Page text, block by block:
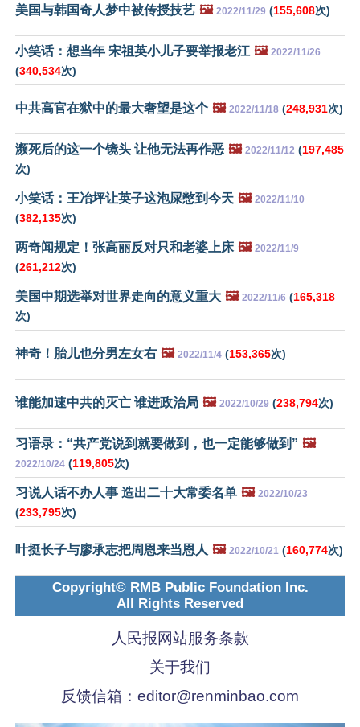
美国与韩国奇人梦中被传授技艺 🖼️ 2022/11/29 (155,608次)
小笑话：想当年 宋祖英小儿子要举报老江 🖼️ 2022/11/26
(340,534次)
中共高官在狱中的最大奢望是这个 🖼️ 2022/11/18 (248,931次)
濒死后的这一个镜头 让他无法再作恶 🖼️ 2022/11/12 (197,485
次)
小笑话：王冶坪让英子这泡屎憋到今天 🖼️ 2022/11/10
(382,135次)
两奇闻规定！张高丽反对只和老婆上床 🖼️ 2022/11/9
(261,212次)
美国中期选举对世界走向的意义重大 🖼️ 2022/11/6 (165,318
次)
神奇！胎儿也分男左女右 🖼️ 2022/11/4 (153,365次)
谁能加速中共的灭亡 谁进政治局 🖼️ 2022/10/29 (238,794次)
习语录：“共产党说到就要做到，也一定能够做到” 🖼️
2022/10/24 (119,805次)
习说人话不办人事 造出二十大常委名单 🖼️ 2022/10/23
(233,795次)
叶挺长子与廖承志把周恩来当恩人 🖼️ 2022/10/21 (160,774次)
Copyright© RMB Public Foundation Inc.
All Rights Reserved
人民报网站服务条款
关于我们
反馈信箱： editor@renminbao.com